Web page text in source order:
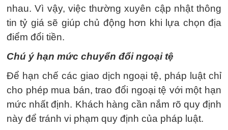
nhau. Vì vậy, việc thường xuyên cập nhật thông
tin tỷ giá sẽ giúp chủ động hơn khi lựa chọn địa
điểm đổi tiền.
Chú ý hạn mức chuyển đổi ngoại tệ
Để hạn chế các giao dịch ngoại tệ, pháp luật chỉ
cho phép mua bán, trao đổi ngoại tệ với một hạn
mức nhất định. Khách hàng cần nắm rõ quy định
này để tránh vi phạm quy định của pháp luật.